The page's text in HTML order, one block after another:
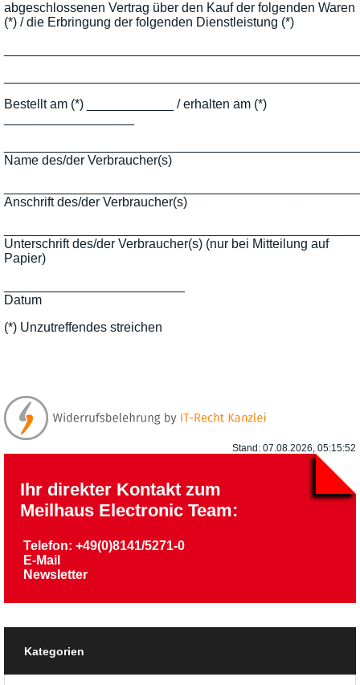
abgeschlossenen Vertrag über den Kauf der folgenden Waren
(*) / die Erbringung der folgenden Dienstleistung (*)
Bestellt am (*) ____________ / erhalten am (*)
Name des/der Verbraucher(s)
Anschrift des/der Verbraucher(s)
Unterschrift des/der Verbraucher(s) (nur bei Mitteilung auf
Papier)
Datum
(*) Unzutreffendes streichen
Stand: 07.08.2026, 05:15:52
Ihr direkter Kontakt zum
Meilhaus Electronic Team:
Telefon: +49(0)8141/5271-0
E-Mail
Newsletter
Kategorien